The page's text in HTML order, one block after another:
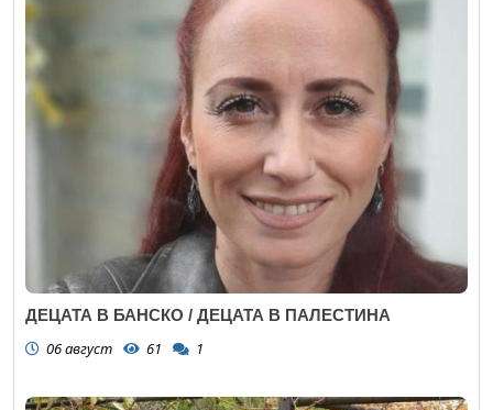
ДЕЦАТА В БАНСКО / ДЕЦАТА В ПАЛЕСТИНА
06 август 61 1